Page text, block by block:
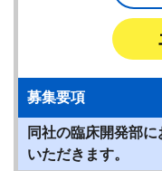
募集要項
同社の臨床開発部
いただきます。